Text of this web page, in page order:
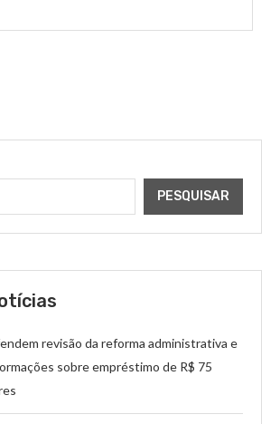
PESQUISAR
revisão da reforma administrativa e
sobre empréstimo de R$ 75